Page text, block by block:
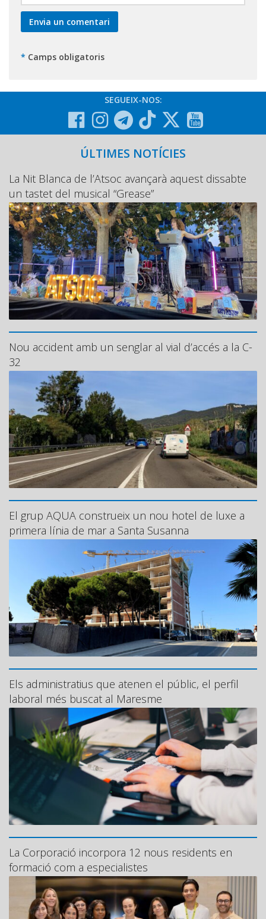
* Camps obligatoris
SEGUEIX-NOS:
ÚLTIMES NOTÍCIES
La Nit Blanca de l’Atsoc avançarà aquest dissabte
un tastet del musical “Grease”
Nou accident amb un senglar al vial d’accés a la C-
32
El grup AQUA construeix un nou hotel de luxe a
primera línia de mar a Santa Susanna
Els administratius que atenen el públic, el perfil
laboral més buscat al Maresme
La Corporació incorpora 12 nous residents en
formació com a especialistes